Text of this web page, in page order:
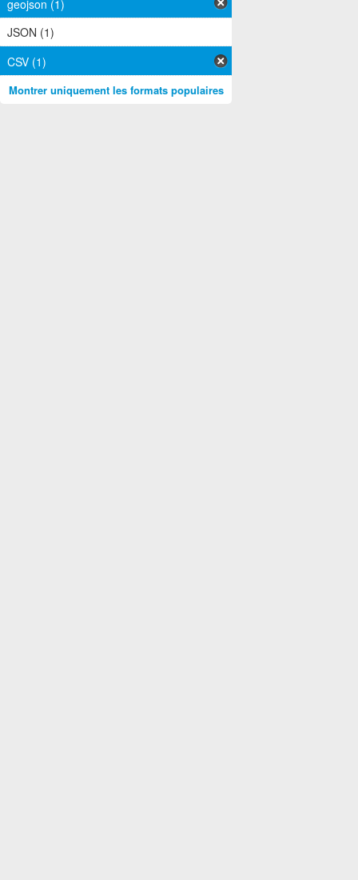
geojson (1)
JSON (1)
CSV (1)
Montrer uniquement les formats populaires